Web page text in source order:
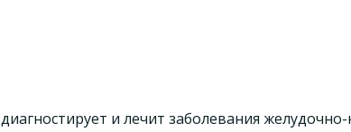
и лечит заболевания